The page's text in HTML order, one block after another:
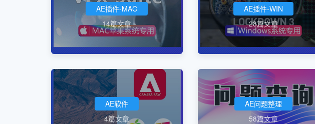
AE插件-MAC
14篇文章
AE插件-WIN
28篇文章
AE软件
4篇文章
AE问题整理
58篇文章